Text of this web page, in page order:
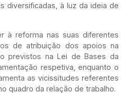
diversificadas, à luz da ideia de
à reforma nas suas diferentes
de atribuição dos apoios na
previstos na Lei de Bases da
respetiva, enquanto o
as vicissitudes referentes
quadro da relação de trabalho.